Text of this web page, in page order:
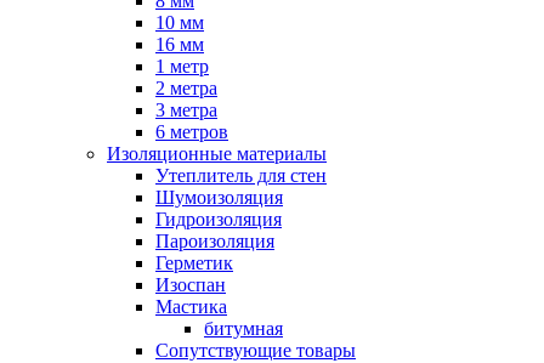
10 мм
16 мм
1 метр
2 метра
3 метра
6 метров
Изоляционные материалы
Утеплитель для стен
Шумоизоляция
Гидроизоляция
Пароизоляция
Герметик
Изоспан
Мастика
битумная
Сопутствующие товары